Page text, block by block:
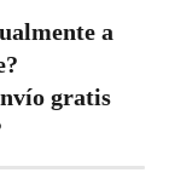
a
gratis